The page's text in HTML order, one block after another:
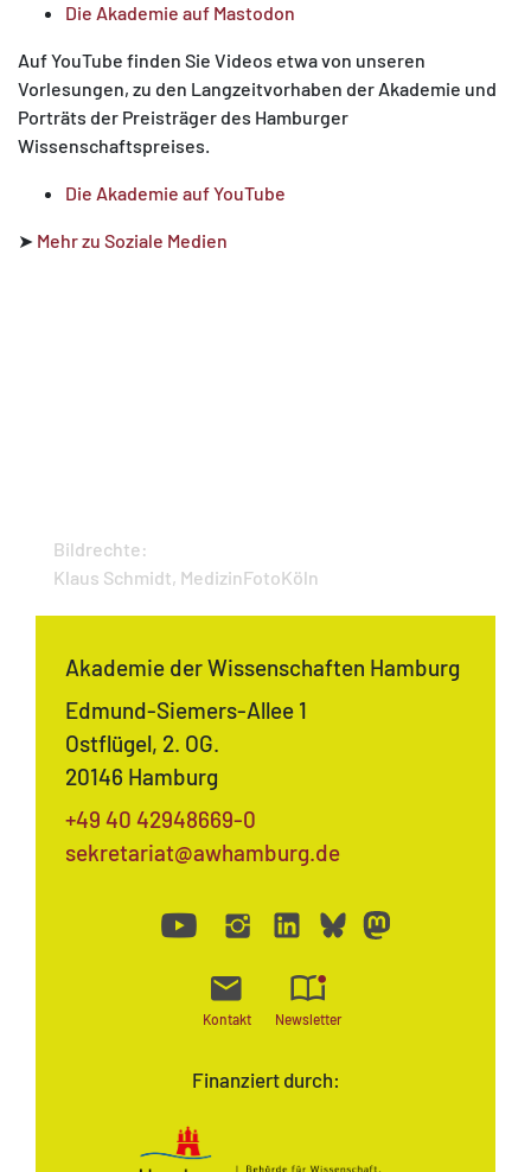
Die Akademie auf Mastodon
Auf YouTube finden Sie Videos etwa von unseren
Vorlesungen, zu den Langzeitvorhaben der Akademie und
Porträts der Preisträger des Hamburger
Wissenschaftspreises.
Die Akademie auf YouTube
➤ Mehr zu Soziale Medien
Bildrechte:
Klaus Schmidt, MedizinFotoKöln
Finanziert durch:
Akademie der Wissenschaften Hamburg
Edmund-Siemers-Allee 1
Ostflügel, 2. OG.
20146 Hamburg
+49 40 42948669-0
sekretariat@awhamburg.de
Kontakt Newsletter